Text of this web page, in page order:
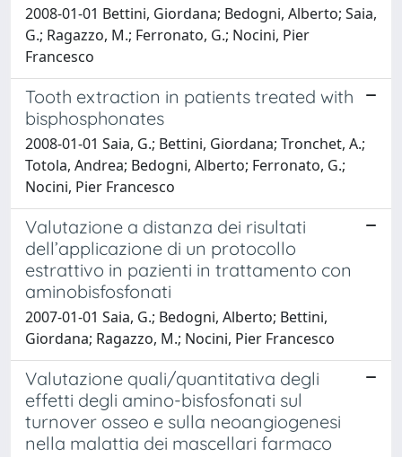
2008-01-01 Bettini, Giordana; Bedogni, Alberto; Saia,
G.; Ragazzo, M.; Ferronato, G.; Nocini, Pier
Francesco
Tooth extraction in patients treated with
bisphosphonates
2008-01-01 Saia, G.; Bettini, Giordana; Tronchet, A.;
Totola, Andrea; Bedogni, Alberto; Ferronato, G.;
Nocini, Pier Francesco
Valutazione a distanza dei risultati
dell’applicazione di un protocollo
estrattivo in pazienti in trattamento con
aminobisfosfonati
2007-01-01 Saia, G.; Bedogni, Alberto; Bettini,
Giordana; Ragazzo, M.; Nocini, Pier Francesco
Valutazione quali/quantitativa degli
effetti degli amino-bisfosfonati sul
turnover osseo e sulla neoangiogenesi
nella malattia dei mascellari farmaco